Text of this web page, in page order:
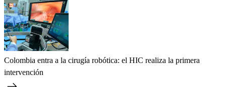
Colombia entra a la cirugía robótica: el HIC realiza la primera
intervención